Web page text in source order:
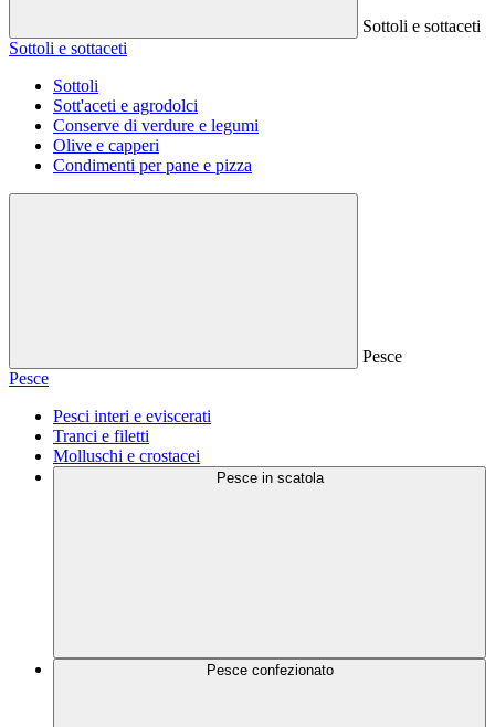
Sottoli e sottaceti
Sottoli e sottaceti
Sottoli
Sott'aceti e agrodolci
Conserve di verdure e legumi
Olive e capperi
Condimenti per pane e pizza
Pesce
Pesce
Pesci interi e eviscerati
Tranci e filetti
Molluschi e crostacei
Pesce in scatola
Pesce confezionato